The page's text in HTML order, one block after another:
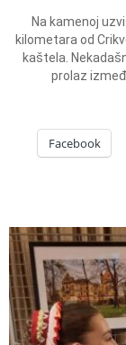
Na kamenoj
kilometara od
kaštela.
prolaz
Facebook